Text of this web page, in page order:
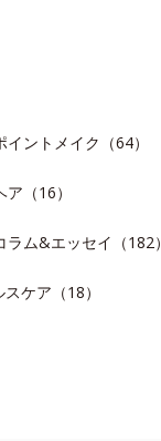
イントメイク（64）
ア（16）
ラム&エッセイ（182）
ケア（18）